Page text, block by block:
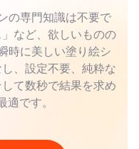
の専門知識は不要で
など、欲しいものの
時に美しい塗り絵シ
、設定不要、純粋な
て数秒で結果を求め
です。